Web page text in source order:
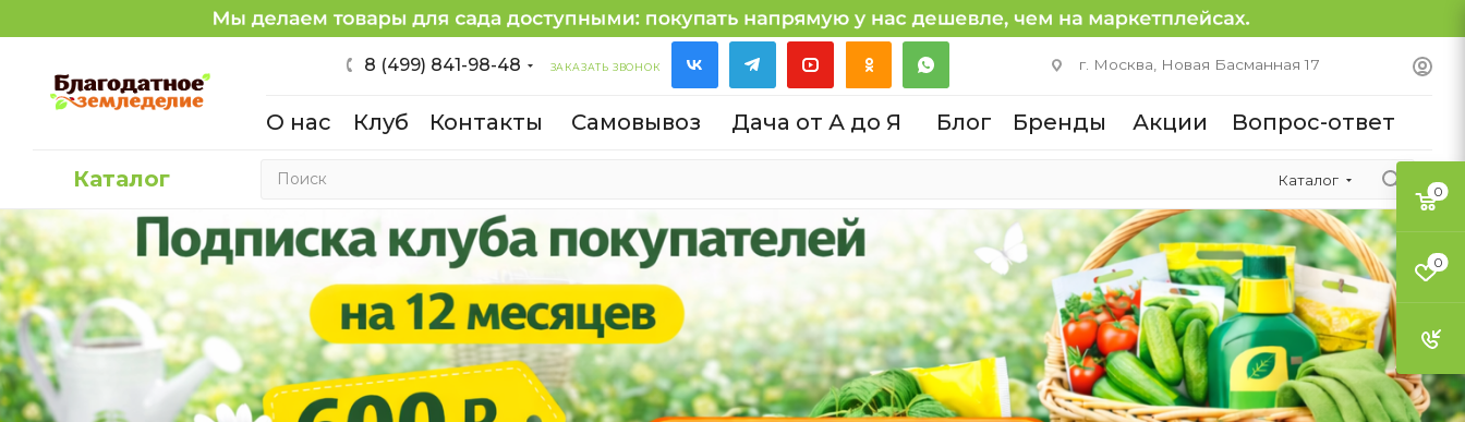
8 (499) 841-98-48 ЗАКАЗАТЬ ЗВОНОК г. Москва, Новая Басманная 17
О нас Клуб Контакты Самовывоз Дача от А до Я Блог Бренды Акции Вопрос-ответ
Каталог Каталог
0
0